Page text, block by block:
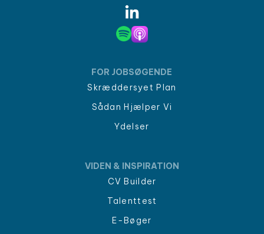
FOR JOBSØGENDE
Skræddersyet Plan
Sådan Hjælper Vi
Ydelser
VIDEN & INSPIRATION
CV Builder
Talenttest
E-Bøger